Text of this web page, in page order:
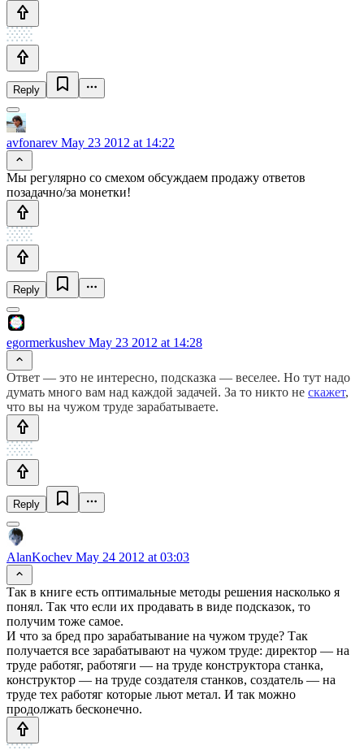
Reply
avfonarev May 23 2012 at 14:22
Мы регулярно со смехом обсуждаем продажу ответов
позадачно/за монетки!
Reply
egormerkushev May 23 2012 at 14:28
Ответ — это не интересно, подсказка — веселее. Но тут надо
думать много вам над каждой задачей. За то никто не скажет,
что вы на чужом труде зарабатываете.
Reply
AlanKochev May 24 2012 at 03:03
Так в книге есть оптимальные методы решения насколько я
понял. Так что если их продавать в виде подсказок, то
получим тоже самое.
И что за бред про зарабатывание на чужом труде? Так
получается все зарабатывают на чужом труде: директор — на
труде работяг, работяги — на труде конструктора станка,
конструктор — на труде создателя станков, создатель — на
труде тех работяг которые льют метал. И так можно
продолжать бесконечно.